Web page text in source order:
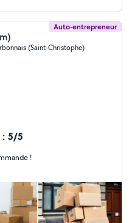
Auto-entrepreneur
(Saint-Christophe)
: 5/5
!